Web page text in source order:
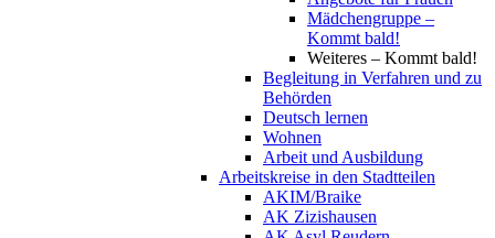
Mädchengruppe –
Kommt bald!
Weiteres – Kommt bald!
Begleitung in Verfahren und zu
Behörden
Deutsch lernen
Wohnen
Arbeit und Ausbildung
Arbeitskreise in den Stadtteilen
AKIM/Braike
AK Zizishausen